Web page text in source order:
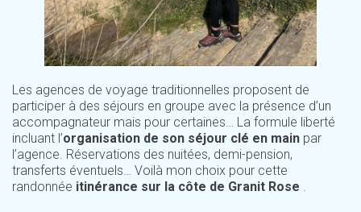
Les agences de voyage traditionnelles proposent de
participer à des séjours en groupe avec la présence d’un
accompagnateur mais pour certaines… La formule liberté
incluant l’organisation de son séjour clé en main par
l’agence. Réservations des nuitées, demi-pension,
transferts éventuels… Voilà mon choix pour cette
randonnée itinérance sur la côte de Granit Rose